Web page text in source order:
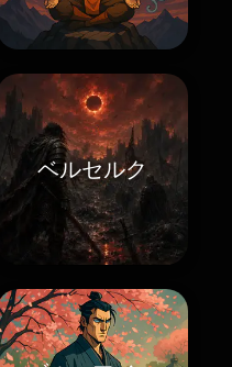
ベルセルク